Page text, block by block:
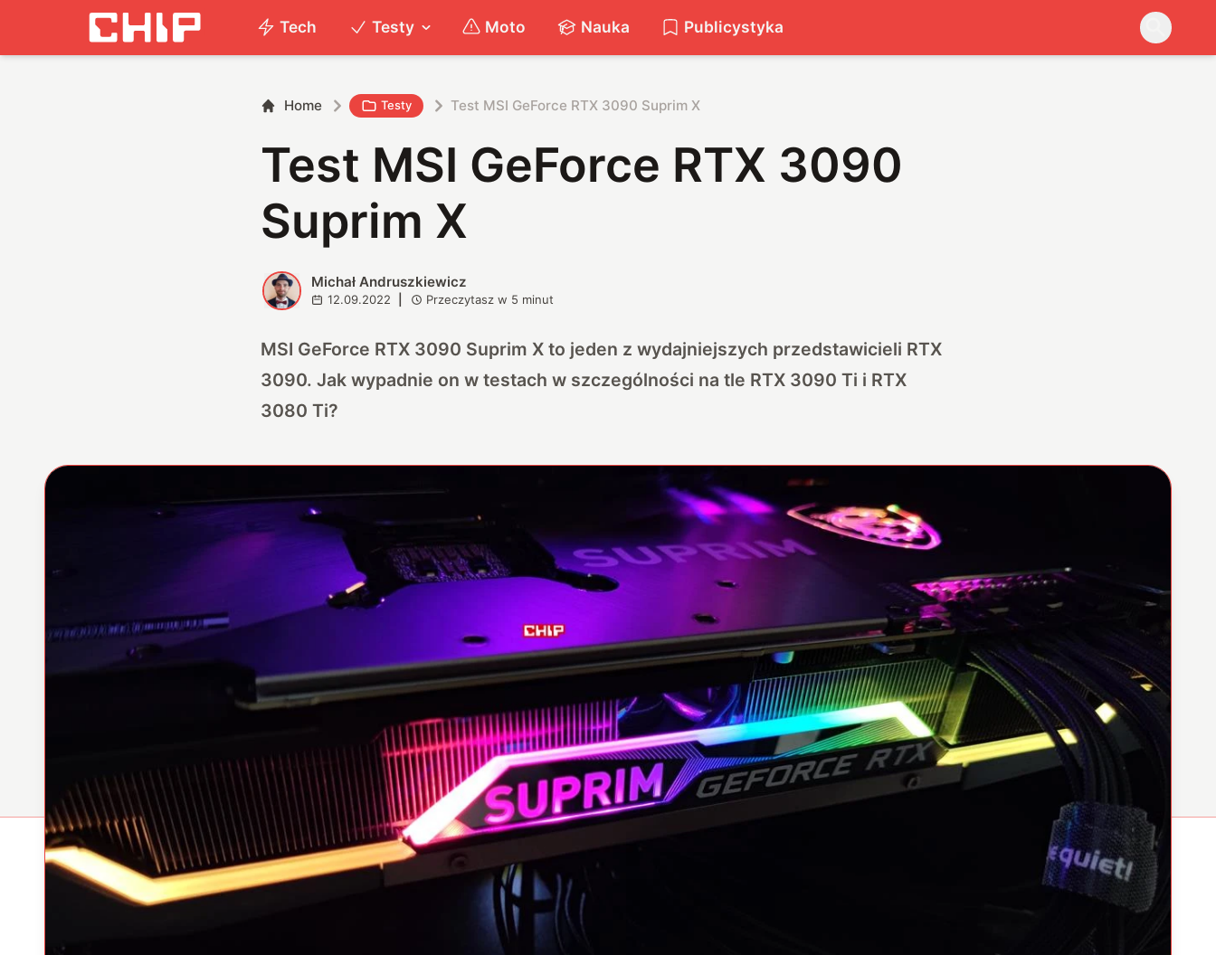
Tech Testy Moto Nauka Publicystyka
Home Testy Test MSI GeForce RTX 3090 Suprim X
Test MSI GeForce RTX 3090
Suprim X
M Michał Andruszkiewicz
12.09.2022 Przeczytasz w 5 minut
MSI GeForce RTX 3090 Suprim X to jeden z wydajniejszych przedstawicieli RTX
3090. Jak wypadnie on w testach w szczególności na tle RTX 3090 Ti i RTX
3080 Ti?